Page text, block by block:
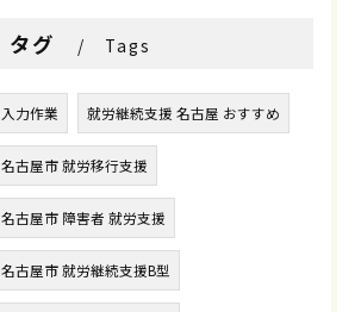
タグ Tags
入力作業 就労継続支援 名古屋 おすすめ
名古屋市 就労移行支援
名古屋市 障害者 就労支援
名古屋市 就労継続支援B型